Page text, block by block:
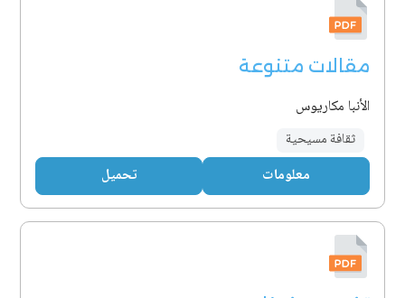
مقالات متنوعة
الأنبا مكاريوس
ثقافة مسيحية
معلومات تحميل